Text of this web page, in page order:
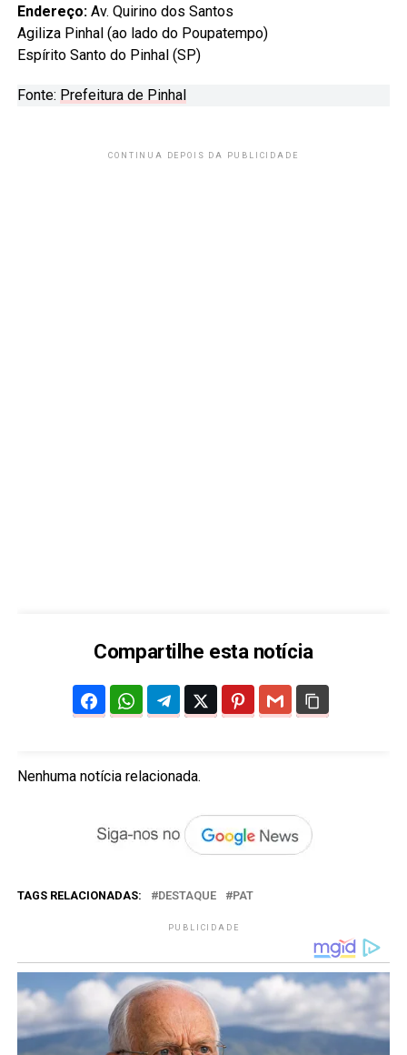
Endereço:Av. Quirino dos Santos
Agiliza Pinhal (ao lado do Poupatempo)
Espírito Santo do Pinhal (SP)
Fonte: Prefeitura de Pinhal
CONTINUA DEPOIS DA PUBLICIDADE
Compartilhe esta notícia
Nenhuma notícia relacionada.
TAGS RELACIONADAS: DESTAQUE PAT
PUBLICIDADE